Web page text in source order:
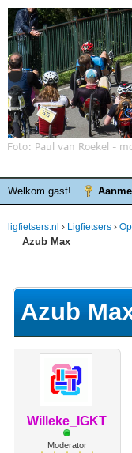
Welkom gast!
ligfietsers.nl › Ligfietsers ›
Azub Max
Azub
Willeke_IGKT
Moderator